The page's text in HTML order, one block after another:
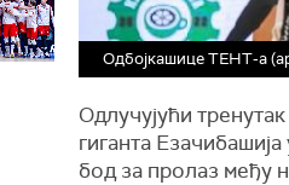
Одбојкашице ТЕНТ-а
Одлучујући
гиганта
бод за пролаз међу